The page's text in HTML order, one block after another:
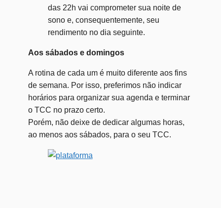
das 22h vai comprometer sua noite de
sono e, consequentemente, seu
rendimento no dia seguinte.
Aos sábados e domingos
A rotina de cada um é muito diferente aos fins
de semana. Por isso, preferimos não indicar
horários para organizar sua agenda e terminar
o TCC no prazo certo.
Porém, não deixe de dedicar algumas horas,
ao menos aos sábados, para o seu TCC.